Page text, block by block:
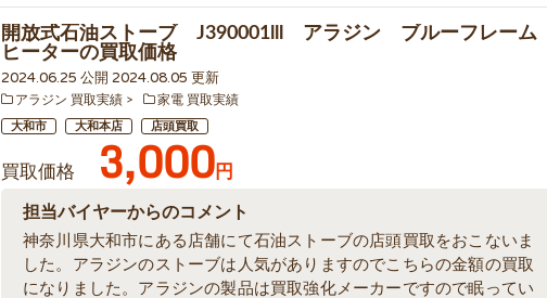
開放式石油ストーブ J390001lll アラジン ブルーフレーム
ヒーターの買取価格
2024.06.25 公開 2024.08.05 更新
アラジン 買取実績 家電 買取実績
大和市 大和本店 店頭買取
買取価格 3,000円
担当バイヤーからのコメント
神奈川県大和市にある店舗にて石油ストーブの店頭買取をおこないま
した。アラジンのストーブは人気がありますのでこちらの金額の買取
になりました。アラジンの製品は買取強化メーカーですので眠ってい